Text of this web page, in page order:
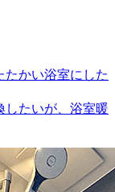
たかい浴室にした
したいが、浴室暖